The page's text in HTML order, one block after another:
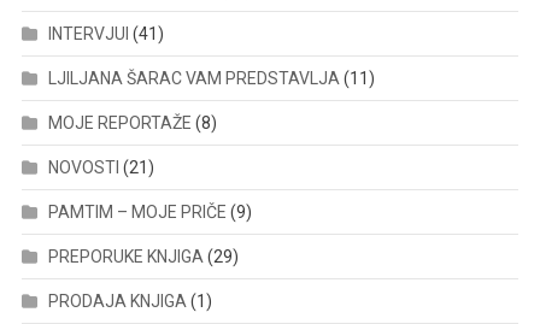
INTERVJUI (41)
LJILJANA ŠARAC VAM PREDSTAVLJA (11)
MOJE REPORTAŽE (8)
NOVOSTI (21)
PAMTIM – MOJE PRIČE (9)
PREPORUKE KNJIGA (29)
PRODAJA KNJIGA (1)